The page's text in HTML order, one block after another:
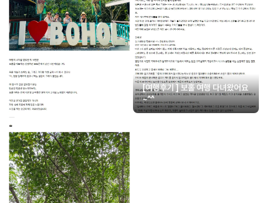
[여행후기 ] 보홀 여행 다녀왔어요
~^^